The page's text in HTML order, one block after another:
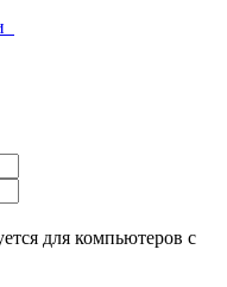
для компьютеров с